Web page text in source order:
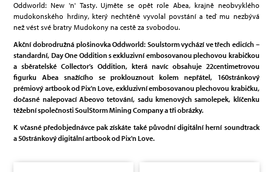
Oddworld: New 'n' Tasty. Ujměte se opět role Abea, krajně neobvyklého
mudokonského hrdiny, který nechtěně vyvolal povstání a teď mu nezbývá
než vést své bratry Mudokony na cestě za svobodou.
Akční dobrodružná plošinovka Oddworld: Soulstorm vychází ve třech edicích –
standardní, Day One Oddition s exkluzivní embosovanou plechovou krabičkou
a sběratelské Collector’s Oddition, která navíc obsahuje 22centimetrovou
figurku Abea snažícího se proklouznout kolem nepřátel, 160stránkový
prémiový artbook od Pix'n Love, exkluzivní embosovanou plechovou krabičku,
dočasné nalepovací Abeovo tetování, sadu kmenových samolepek, klíčenku
těžební společnosti SoulStorm Mining Company a tři obrázky.
K včasné předobjednávce pak získáte také původní digitální herní soundtrack
a 50stránkový digitální artbook od Pix'n Love.